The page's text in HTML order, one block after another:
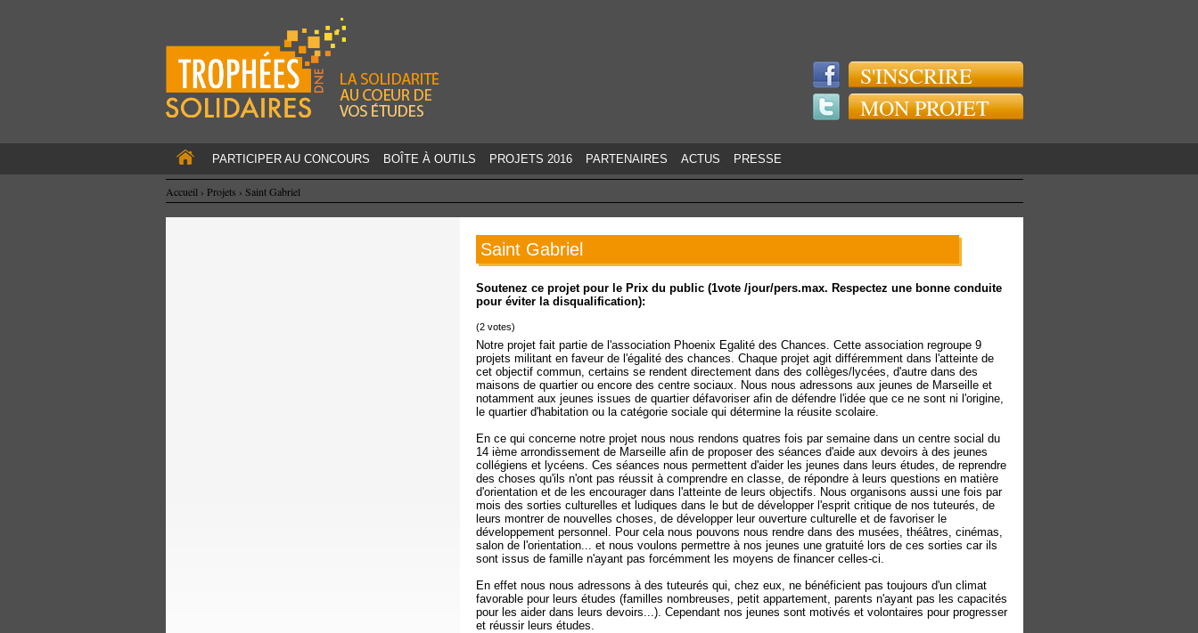
S'INSCRIRE
MON PROJET
PARTICIPER AU CONCOURS BOÎTE À OUTILS PROJETS 2016 PARTENAIRES ACTUS PRESSE
Accueil › Projets › Saint Gabriel
Saint Gabriel
Soutenez ce projet pour le Prix du public (1vote /jour/pers.max. Respectez une bonne conduite
pour éviter la disqualification):
(2votes)
Notre projet fait partie de l'association Phoenix Egalité des Chances. Cette association regroupe 9
projets militant en faveur de l'égalité des chances. Chaque projet agit différemment dans l'atteinte de
cet objectif commun, certains se rendent directement dans des collèges/lycées, d'autre dans des
maisons de quartier ou encore des centre sociaux. Nous nous adressons aux jeunes de Marseille et
notamment aux jeunes issues de quartier défavoriser afin de défendre l'idée que ce ne sont ni l'origine,
le quartier d'habitation ou la catégorie sociale qui détermine la réusite scolaire.
En ce qui concerne notre projet nous nous rendons quatres fois par semaine dans un centre social du
14 ième arrondissement de Marseille afin de proposer des séances d'aide aux devoirs à des jeunes
collégiens et lycéens. Ces séances nous permettent d'aider les jeunes dans leurs études, de reprendre
des choses qu'ils n'ont pas réussit à comprendre en classe, de répondre à leurs questions en matière
d'orientation et de les encourager dans l'atteinte de leurs objectifs. Nous organisons aussi une fois par
mois des sorties culturelles et ludiques dans le but de développer l'esprit critique de nos tuteurés, de
leurs montrer de nouvelles choses, de développer leur ouverture culturelle et de favoriser le
développement personnel. Pour cela nous pouvons nous rendre dans des musées, théâtres, cinémas,
salon de l'orientation... et nous voulons permettre à nos jeunes une gratuité lors de ces sorties car ils
sont issus de famille n'ayant pas forcémment les moyens de financer celles-ci.
En effet nous nous adressons à des tuteurés qui, chez eux, ne bénéficient pas toujours d'un climat
favorable pour leurs études (familles nombreuses, petit appartement, parents n'ayant pas les capacités
pour les aider dans leurs devoirs...). Cependant nos jeunes sont motivés et volontaires pour progresser
et réussir leurs études.